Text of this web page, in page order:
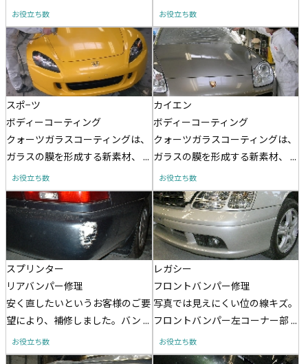
お役立ち数 お役立ち数
スポ−ツ
ボディーコーティング
クォーツガラスコーティングは、
ガラスの膜を形成する新素材、 ...
お役立ち数
カイエン
ボディーコーティング
クォーツガラスコーティングは、
ガラスの膜を形成する新素材、 ...
お役立ち数
スプリンター
リアバンパー修理
安く直したいというお客様のご要
望により、補修しました。バン ...
お役立ち数
レガシー
フロントバンパー修理
写真では見えにくい位の線キズ。
フロントバンパー左コーナー部 ...
お役立ち数